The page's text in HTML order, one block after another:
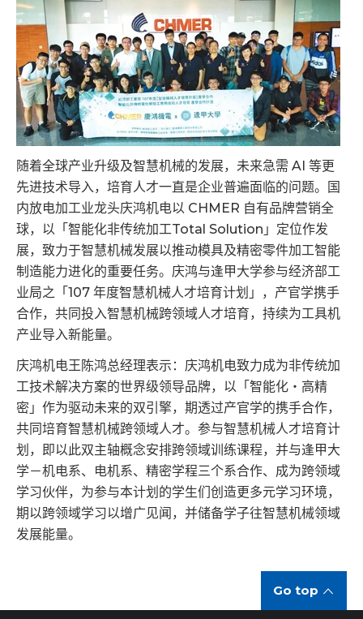
随着全球产业升级及智慧机械的发展，未来急需 AI 等更
先进技术导入，培育人才一直是企业普遍面临的问题。国
内放电加工业龙头庆鸿机电以 CHMER 自有品牌营销全
球，以「智能化非传统加工Total Solution」定位作发
展，致力于智慧机械发展以推动模具及精密零件加工智能
制造能力进化的重要任务。庆鸿与逢甲大学参与经济部工
业局之「107 年度智慧机械人才培育计划」，产官学携手
合作，共同投入智慧机械跨领域人才培育，持续为工具机
产业导入新能量。
庆鸿机电王陈鸿总经理表示：庆鸿机电致力成为非传统加
工技术解决方案的世界级领导品牌，以「智能化‧高精
密」作为驱动未来的双引擎，期透过产官学的携手合作，
共同培育智慧机械跨领域人才。参与智慧机械人才培育计
划，即以此双主轴概念安排跨领域训练课程，并与逢甲大
学－机电系、电机系、精密学程三个系合作、成为跨领域
学习伙伴，为参与本计划的学生们创造更多元学习环境，
期以跨领域学习以增广见闻，并储备学子往智慧机械领域
发展能量。
Go top